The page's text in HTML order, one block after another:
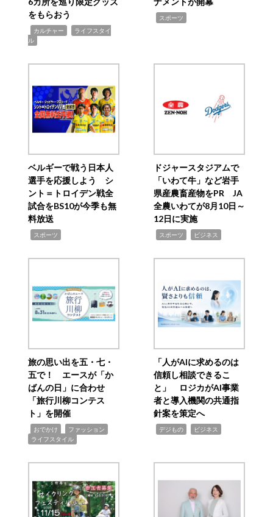
をもらおう
カルチャー
ライフスタイ
ル
スポーツ
ベルギーで戦う日本人
選手を応援しよう シ
ント＝トロイデン戦全
試合をBS10が今季も無
料放送
スポーツ
ドジャースタジアムで
「いわて牛」など岩手
県産農畜産物をPR JA
全農いわてが8月10日～
12日に実施
スポーツ ビジネス
旅の思い出を五・七・
五で！ エースが「か
ばんの日」に合わせ
「旅行川柳コンテス
ト」を開催
おでかけ ファッション
ライフスタイル
「人がAIに求めるのは
信頼し相談できるこ
と」 ロジカがAI事業
者と導入機関の共通指
針案を策定へ
デジもの ビジネス